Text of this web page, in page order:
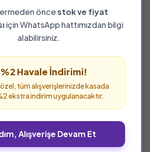
öncestok ve fiyat
için WhatsApp hattımızdan bilgi
alabilirsiniz.
%2 Havale İndirimi!
tüm alışverişlerinizde kasada
ekstra indirim uygulanacaktır.
Alışverişe Devam Et
yayınevine ait tüm eserleri bu
ve güvenle sipariş
%25 İNDİRİM